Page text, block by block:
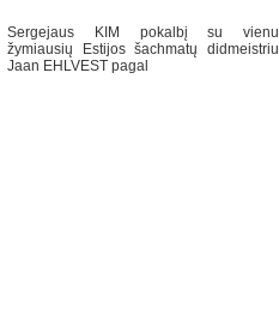
Sergejaus KIM pokalbį su vienu
žymiausių Estijos šachmatų didmeistriu
Jaan EHLVEST pagal